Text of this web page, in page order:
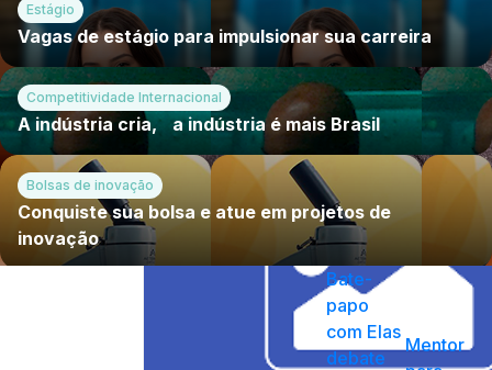
Voltar
&nbps
&nbps
Acessar a página
Explore
&nbps
Destaque
Estágio
Vagas de estágio para impulsionar sua carreira
Competitividade Internacional
A indústria cria, a indústria é mais Brasil
Bolsas de inovação
Conquiste sua bolsa e atue em projetos de
inovação
Capacitação de mulheres em cargos de liderança
Bate-
papo
com Elas
debate
Mentoria